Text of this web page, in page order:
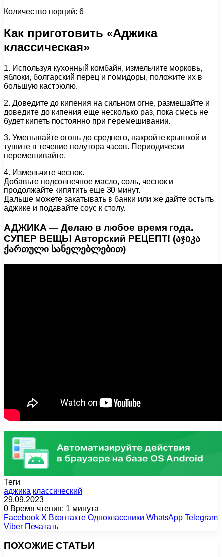
Количество порций: 6
Как приготовить «Аджика
классическая»
1. Используя кухонный комбайн, измельчите морковь,
яблоки, болгарский перец и помидоры, положите их в
большую кастрюлю.
2. Доведите до кипения на сильном огне, размешайте и
доведите до кипения еще несколько раз, пока смесь не
будет кипеть постоянно при перемешивании.
3. Уменьшайте огонь до среднего, накройте крышкой и
тушите в течение полутора часов. Периодически
перемешивайте.
4. Измельчите чеснок.
Добавьте подсолнечное масло, соль, чеснок и
продолжайте кипятить еще 30 минут.
Дальше можете закатывать в банки или же дайте остыть
аджике и подавайте соус к столу.
АДЖИКА — Делаю в любое время года.
СУПЕР ВЕЩЬ! Авторский РЕЦЕПТ! (აჯიკა
ქართული სანელებლებით)
Теги
аджика классический
29.09.2023
0 Время чтения: 1 минута
Facebook X Вконтакте Одноклассники WhatsApp Telegram
Viber Печатать
ПОХОЖИЕ СТАТЬИ